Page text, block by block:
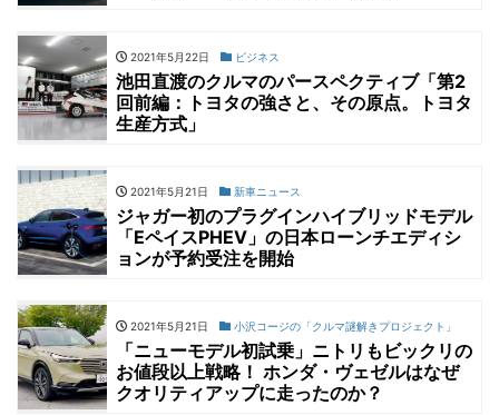
2021年5月22日 ビジネス
池田直渡のクルマのパースペクティブ「第2
回前編：トヨタの強さと、その原点。トヨタ
生産方式」
2021年5月21日 新車ニュース
ジャガー初のプラグインハイブリッドモデル
「EペイスPHEV」の日本ローンチエディシ
ョンが予約受注を開始
2021年5月21日 小沢コージの「クルマ謎解きプロジェクト」
「ニューモデル初試乗」ニトリもビックリの
お値段以上戦略！ ホンダ・ヴェゼルはなぜ
クオリティアップに走ったのか？